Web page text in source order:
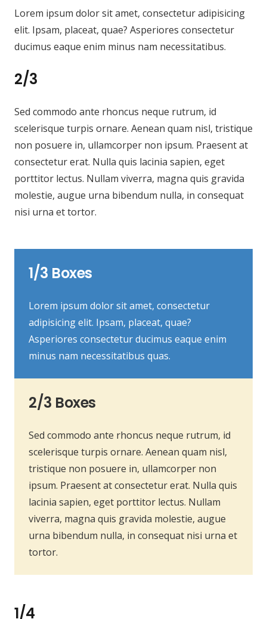
Lorem ipsum dolor sit amet, consectetur adipisicing
elit. Ipsam, placeat, quae? Asperiores consectetur
ducimus eaque enim minus nam necessitatibus.
2/3
Sed commodo ante rhoncus neque rutrum, id
scelerisque turpis ornare. Aenean quam nisl, tristique
non posuere in, ullamcorper non ipsum. Praesent at
consectetur erat. Nulla quis lacinia sapien, eget
porttitor lectus. Nullam viverra, magna quis gravida
molestie, augue urna bibendum nulla, in consequat
nisi urna et tortor.
1/3 Boxes
Lorem ipsum dolor sit amet, consectetur
adipisicing elit. Ipsam, placeat, quae?
Asperiores consectetur ducimus eaque enim
minus nam necessitatibus quas.
2/3 Boxes
Sed commodo ante rhoncus neque rutrum, id
scelerisque turpis ornare. Aenean quam nisl,
tristique non posuere in, ullamcorper non
ipsum. Praesent at consectetur erat. Nulla quis
lacinia sapien, eget porttitor lectus. Nullam
viverra, magna quis gravida molestie, augue
urna bibendum nulla, in consequat nisi urna et
tortor.
1/4